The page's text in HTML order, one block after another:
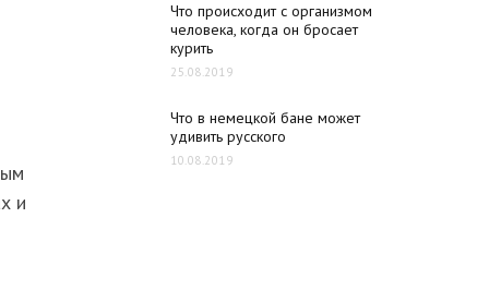
и
Что происходит с организмом
человека, когда он бросает
курить
25.08.2019
Что в немецкой бане может
удивить русского
10.08.2019